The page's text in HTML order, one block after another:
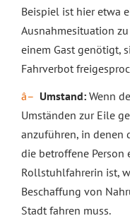
Beispiel ist hier etwa
Ausnahmesituation
einem Gast genötigt,
Fahrverbot
Umstand: Wenn
Umständen zur Eile
anzuführen, in denen
die betroffene
Rollstuhlfahrerin ist,
Beschaffung von
Stadt fahren muss.